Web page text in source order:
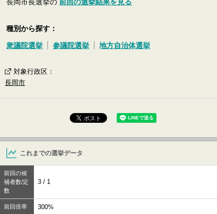
長岡市長選挙の前回の選挙結果を見る
種別から探す：
衆議院選挙 参議院選挙 地方自治体選挙
対象行政区 ：
長岡市
これまでの選挙データ
前回の候
補者数/定
数
3 / 1
前回倍率 300%